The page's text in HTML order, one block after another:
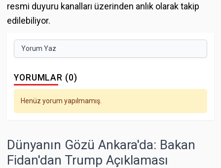
resmi duyuru kanalları üzerinden anlık olarak takip
edilebiliyor.
Yorum Yaz
YORUMLAR (0)
Henüz yorum yapılmamış.
Dünyanın Gözü Ankara'da: Bakan
Fidan'dan Trump Açıklaması